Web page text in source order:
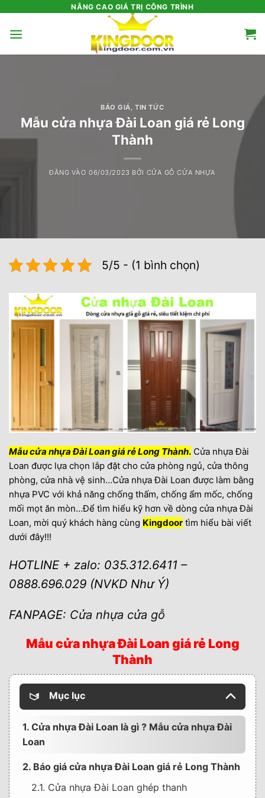
nội
NÂNG CAO GIÁ TRỊ CÔNG TRÌNH
BÁO GIÁ ,TIN TỨC
Mẫu cửa nhựa Đài Loan giá rẻ Long
Thành
ĐĂNG VÀO06/03/2023 BỞI CỬA GỖ CỬA NHỰA
5/5 - (1 bình chọn)
Mẫu cửa nhựa Đài Loan giá rẻ Long Thành. Cửa nhựa Đài
Loan được lựa chọn lắp đặt cho cửa phòng ngủ, cửa thông
phòng, cửa nhà vệ sinh…Cửa nhựa Đài Loan được làm bằng
nhựa PVC với khả năng chống thấm, chống ẩm mốc, chống
mối mọt ăn mòn…Để tìm hiểu kỹ hơn về dòng cửa nhựa Đài
Loan, mời quý khách hàng cùng Kingdoor tìm hiểu bài viết
dưới đây!!!
HOTLINE + zalo: 035.312.6411 –
0888.696.029 (NVKD Như Ý)
FANPAGE: Cửa nhựa cửa gỗ
Mẫu cửa nhựa Đài Loan giá rẻ Long
Thành
Mục lục
1. Cửa nhựa Đài Loan là gì ? Mẫu cửa nhựa Đài
Loan
2. Báo giá cửa nhựa Đài Loan giá rẻ Long Thành
2.1. Cửa nhựa Đài Loan ghép thanh